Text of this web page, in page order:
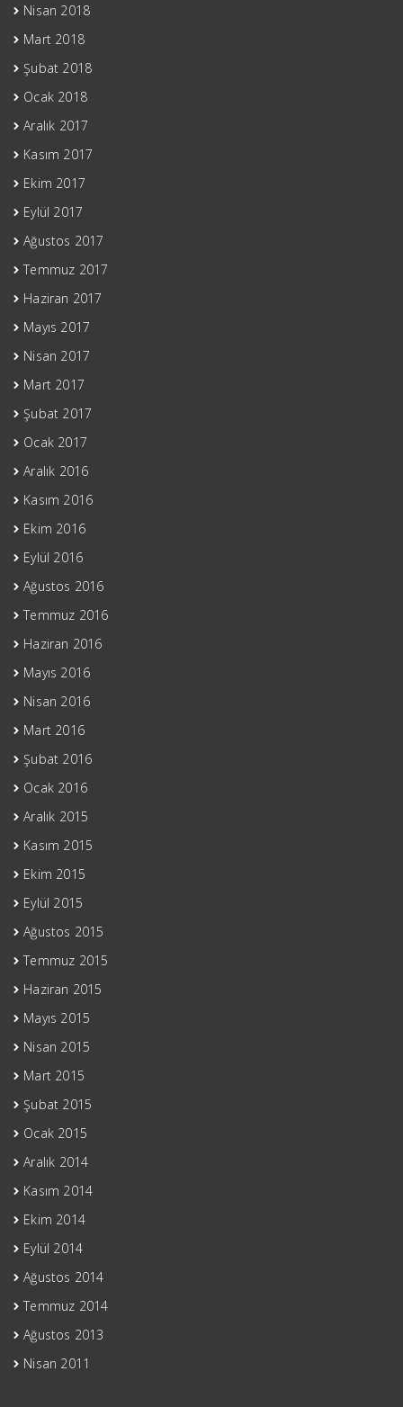
Nisan 2018
Mart 2018
Şubat 2018
Ocak 2018
Aralık 2017
Kasım 2017
Ekim 2017
Eylül 2017
Ağustos 2017
Temmuz 2017
Haziran 2017
Mayıs 2017
Nisan 2017
Mart 2017
Şubat 2017
Ocak 2017
Aralık 2016
Kasım 2016
Ekim 2016
Eylül 2016
Ağustos 2016
Temmuz 2016
Haziran 2016
Mayıs 2016
Nisan 2016
Mart 2016
Şubat 2016
Ocak 2016
Aralık 2015
Kasım 2015
Ekim 2015
Eylül 2015
Ağustos 2015
Temmuz 2015
Haziran 2015
Mayıs 2015
Nisan 2015
Mart 2015
Şubat 2015
Ocak 2015
Aralık 2014
Kasım 2014
Ekim 2014
Eylül 2014
Ağustos 2014
Temmuz 2014
Ağustos 2013
Nisan 2011